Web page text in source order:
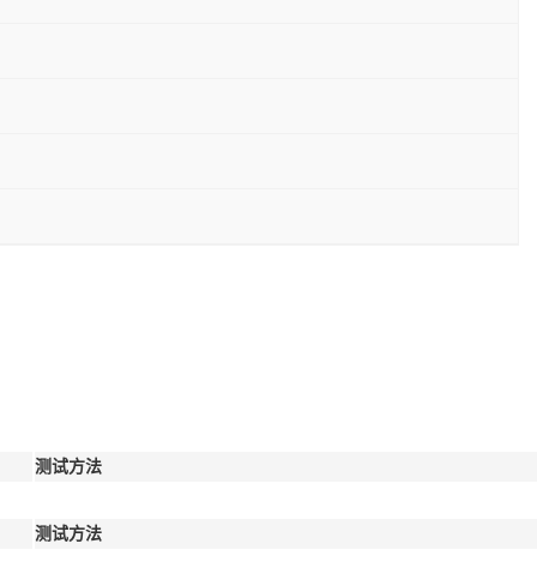
测试方法
测试方法